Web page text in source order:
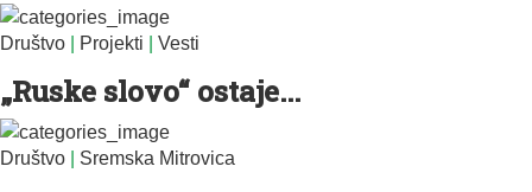
Društvo Projekti Vesti
„Ruske slovo“ ostaje...
Društvo Sremska Mitrovica